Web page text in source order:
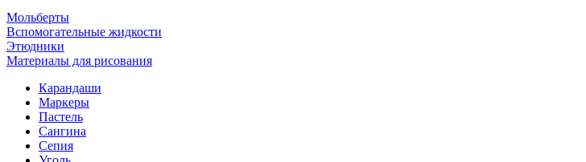
Мольберты
Вспомогательные жидкости
Этюдники
Материалы для рисования
Карандаши
Маркеры
Пастель
Сангина
Сепия